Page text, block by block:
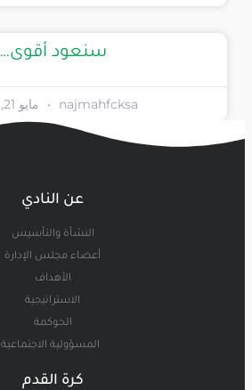
سنعود أقوى…
najmahfcksa مايو 21, 2026
عن النادي
النشأة والتأسيس
أعضاء مجلس الإدارة
الأهداف
الاستراتيجية
الحوكمة
المسؤولية الاجتماعية
كرة القدم